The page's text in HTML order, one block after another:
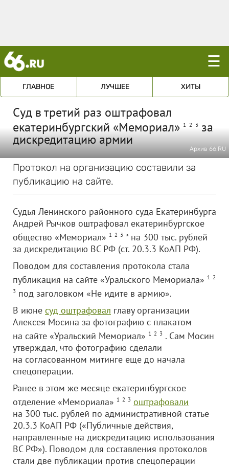
☰
ГЛАВНОЕ ЛУЧШЕЕ ХИТЫ
Суд в третий раз оштрафовал
екатеринбургский «Мемориал» 1 2 3 за
дискредитацию армии
Архив 66.RU
Протокол на организацию составили за
публикацию на сайте.
Судья Ленинского районного суда Екатеринбурга
Андрей Рычков оштрафовал екатеринбургское
общество «Мемориал» 1 2 3 * на 300 тыс. рублей
за дискредитацию ВС РФ (ст. 20.3.3 КоАП РФ).
Поводом для составления протокола стала
публикация на сайте «Уральского Мемориала» 1 2
3 под заголовком «Не идите в армию».
В июне суд оштрафовал главу организации
Алексея Мосина за фотографию с плакатом
на сайте «Уральский Мемориал» 1 2 3 . Сам Мосин
утверждал, что фотографию сделали
на согласованном митинге еще до начала
спецоперации.
Ранее в этом же месяце екатеринбургское
отделение «Мемориала» 1 2 3 оштрафовали
на 300 тыс. рублей по административной статье
20.3.3 КоАП РФ («Публичные действия,
направленные на дискредитацию использования
ВС РФ»). Поводом для составления протоколов
стали две публикации против спецоперации